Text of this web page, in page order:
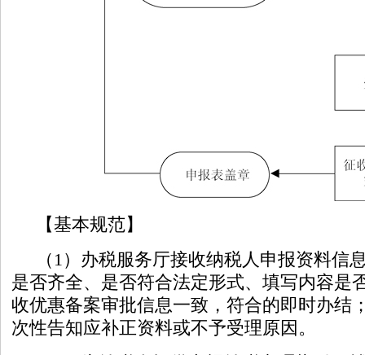
【基本规范】
（1）办税服务厅接收纳税人申报资料信
是否齐全、是否符合法定形式、填写内容是
收优惠备案审批信息一致，符合的即时办结
次性告知应补正资料或不予受理原因。